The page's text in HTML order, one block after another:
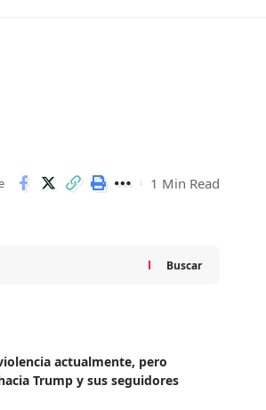
1 Min Read
Buscar
actualmente, pero
Trump y sus seguidores